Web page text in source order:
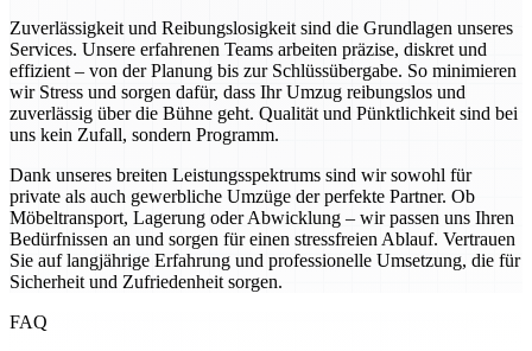
Zuverlässigkeit und Reibungslosigkeit sind die Grundlagen unseres
Services. Unsere erfahrenen Teams arbeiten präzise, diskret und
effizient – von der Planung bis zur Schlüssübergabe. So minimieren
wir Stress und sorgen dafür, dass Ihr Umzug reibungslos und
zuverlässig über die Bühne geht. Qualität und Pünktlichkeit sind bei
uns kein Zufall, sondern Programm.
Dank unseres breiten Leistungsspektrums sind wir sowohl für
private als auch gewerbliche Umzüge der perfekte Partner. Ob
Möbeltransport, Lagerung oder Abwicklung – wir passen uns Ihren
Bedürfnissen an und sorgen für einen stressfreien Ablauf. Vertrauen
Sie auf langjährige Erfahrung und professionelle Umsetzung, die für
Sicherheit und Zufriedenheit sorgen.
FAQ